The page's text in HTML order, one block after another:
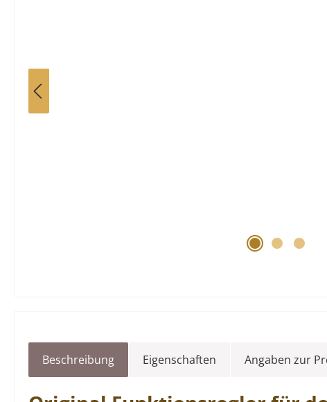
Beschreibung Eigenschaften Angaben zur